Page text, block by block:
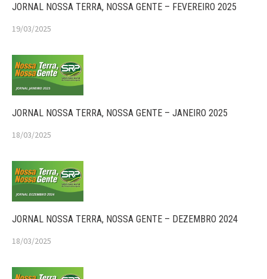
JORNAL NOSSA TERRA, NOSSA GENTE – FEVEREIRO 2025
19/03/2025
JORNAL NOSSA TERRA, NOSSA GENTE – JANEIRO 2025
18/03/2025
JORNAL NOSSA TERRA, NOSSA GENTE – DEZEMBRO 2024
18/03/2025